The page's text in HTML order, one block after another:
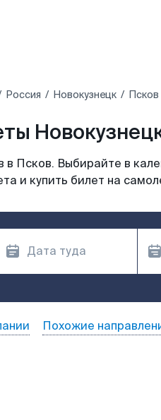
Россия Новокузнецк Псков
Псков. Выбирайте в
и купить билет на
Похожие